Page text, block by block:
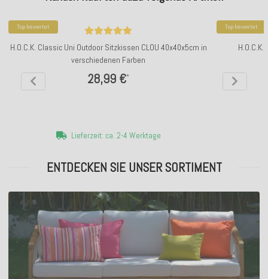
Top bewertet
H.O.C.K. Classic Uni Outdoor Sitzkissen CLOU 40x40x5cm in
verschiedenen Farben
28,99 €*
Lieferzeit: ca. 2-4 Werktage
Top bewertet
ENTDECKEN SIE UNSER SORTIMENT